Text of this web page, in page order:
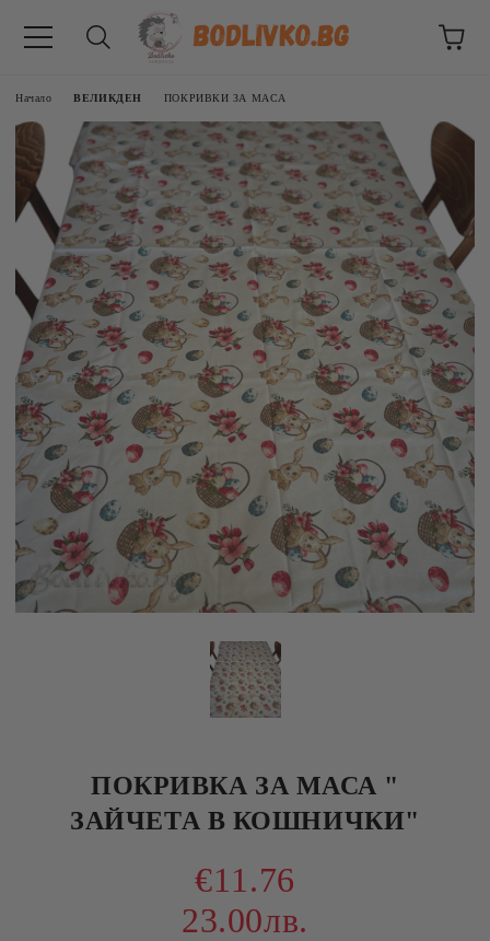
Начало ВЕЛИКДЕН ПОКРИВКИ ЗА МАСА
ПОКРИВКА ЗА МАСА "
ЗАЙЧЕТА В КОШНИЧКИ"
€11.76
23.00лв.